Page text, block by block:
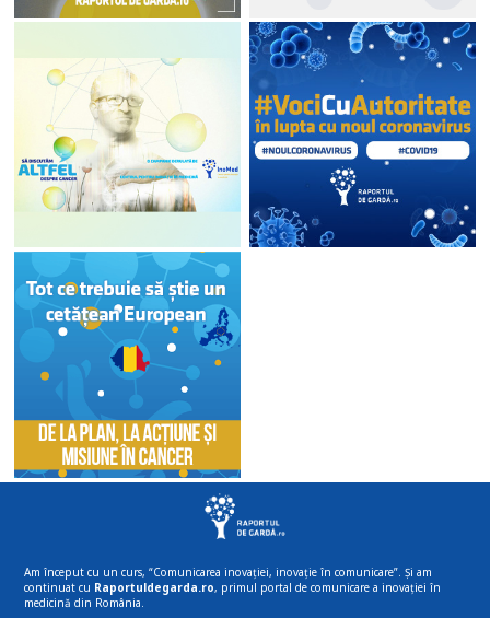
Am început cu un curs, “Comunicarea inovației, inovație în comunicare”. Și am
continuat cu Raportuldegarda.ro, primul portal de comunicare a inovației în
medicină din România.